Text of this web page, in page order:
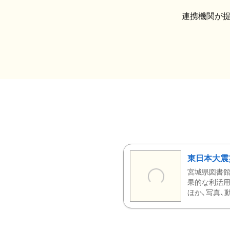
連携機関が
東日本大
宮城県図書
果的な利活
ほか、写真、